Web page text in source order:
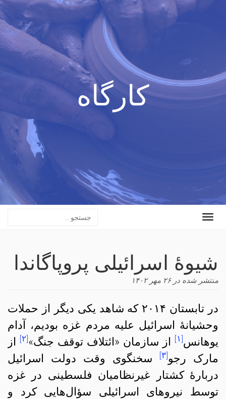
کارگاه
Toggle
شیوهٔ اسرائیلی پروپاگاندا
منتشر شده در۲۶ مهر ۱۴۰۲
در تابستان ۲۰۱۴ که شاهد یکی دیگر از حملات
وحشیانهٔ اسرائیل علیه مردم غزه بودیم، آدام
یوهانس[۱] از سازمان «ائتلاف توقف جنگ»[۲] از
مارک رجو[۳]
سخنگوی وقت دولت اسرائیل
دربارهٔ کشتار غیرنظامیان فلسطینی در غزه
توسط نیروهای اسرائیلی سؤال‌هایی کرد و